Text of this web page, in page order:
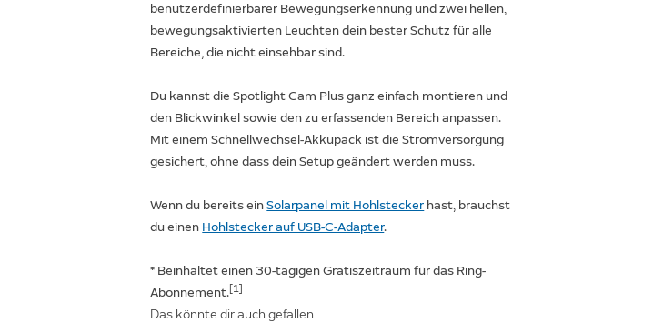
benutzerdefinierbarer Bewegungserkennung und zwei hellen,
bewegungsaktivierten Leuchten dein bester Schutz für alle
Bereiche, die nicht einsehbar sind.
Du kannst die Spotlight Cam Plus ganz einfach montieren und
den Blickwinkel sowie den zu erfassenden Bereich anpassen.
Mit einem Schnellwechsel-Akkupack ist die Stromversorgung
gesichert, ohne dass dein Setup geändert werden muss.
Wenn du bereits einSolarpanel mit Hohlstecker hast, brauchst
du einen Hohlstecker auf USB-C-Adapter.
* Beinhaltet einen 30-tägigen Gratiszeitraum für das Ring-
Abonnement.[1]
Das könnte dir auch gefallen